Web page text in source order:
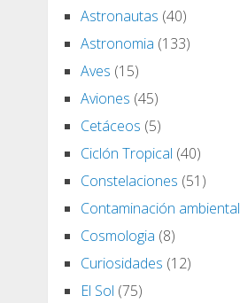
Astronautas (40)
Astronomia (133)
Aves (15)
Aviones (45)
Cetáceos (5)
Ciclón Tropical (40)
Constelaciones (51)
Contaminación ambiental
Cosmologia (8)
Curiosidades (12)
El Sol (75)